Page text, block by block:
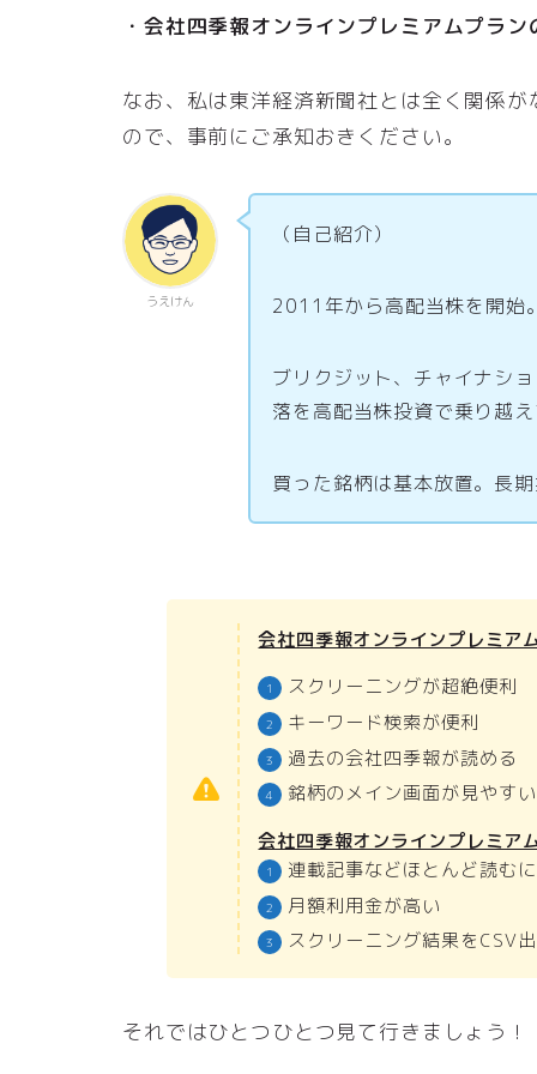
・会社四季報オンラインプレミアムプラ
なお、私は東洋経済新聞社とは全く関係
ので、事前にご承知おきください。
うえけん
（自己紹介）
2011年から高配当株を開始
ブリクジット、チャイナシ
落を高配当株投資で乗り越
買った銘柄は基本放置。長
会社四季報オンラインプレミア
スクリーニングが超絶便利
キーワード検索が便利
過去の会社四季報が読める
銘柄のメイン画面が見やすい
会社四季報オンラインプレミア
連載記事などほとんど読む
月額利用金が高い
スクリーニング結果をCSV
それではひとつひとつ見て行きましょう！